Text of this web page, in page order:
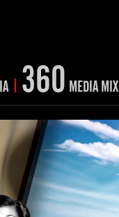
video shorts
| 360 MEDIA MIX